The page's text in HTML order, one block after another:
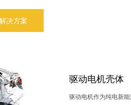
决方案
驱动电机壳体
驱动电机作为纯电新